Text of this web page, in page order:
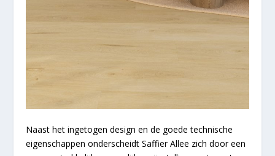
Naast het ingetogen design en de goede technische
eigenschappen onderscheidt Saffier Allee zich door een